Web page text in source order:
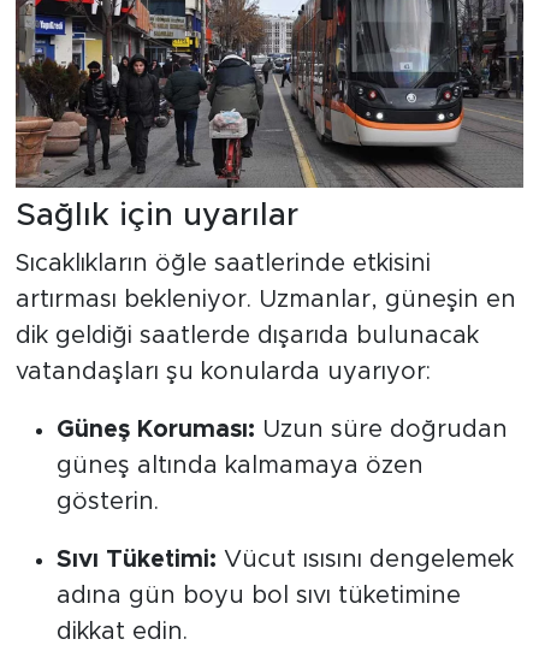
Sağlık için uyarılar
Sıcaklıkların öğle saatlerinde etkisini
artırması bekleniyor. Uzmanlar, güneşin en
dik geldiği saatlerde dışarıda bulunacak
vatandaşları şu konularda uyarıyor:
Güneş Koruması: Uzun süre doğrudan
güneş altında kalmamaya özen
gösterin.
Sıvı Tüketimi: Vücut ısısını dengelemek
adına gün boyu bol sıvı tüketimine
dikkat edin.